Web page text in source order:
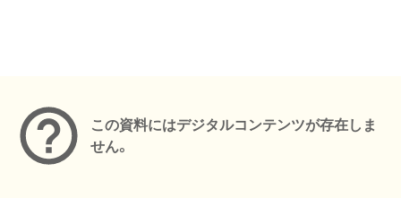
この資料にはデジタルコンテンツが存在しま
せん。